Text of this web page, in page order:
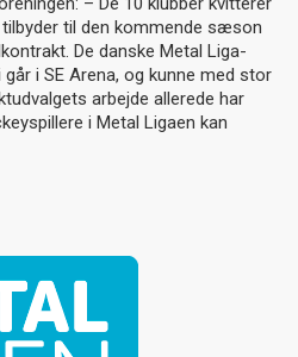
til den kommende sæson
De danske Metal Liga-
i SE Arena, og kunne med stor
arbejde allerede har
i Metal Ligaen kan